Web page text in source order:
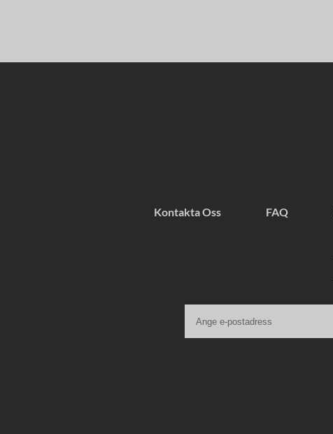
Kontakta Oss FAQ